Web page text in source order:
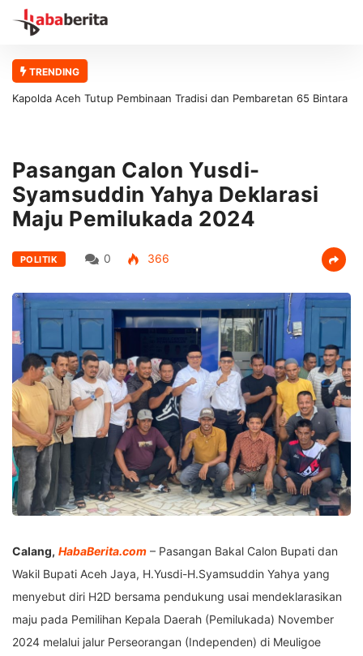
TRENDING
Kapolda Aceh Tutup Pembinaan Tradisi dan Pembaretan 65 Bintara
Pasangan Calon Yusdi-
Syamsuddin Yahya Deklarasi
Maju Pemilukada 2024
POLITIK 0 366
Calang, HabaBerita.com – Pasangan Bakal Calon Bupati dan
Wakil Bupati Aceh Jaya, H.Yusdi-H.Syamsuddin Yahya yang
menyebut diri H2D bersama pendukung usai mendeklarasikan
maju pada Pemilihan Kepala Daerah (Pemilukada) November
2024 melalui jalur Perseorangan (Independen) di Meuligoe